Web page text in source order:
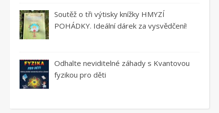
Soutěž o tři výtisky knížky HMYZÍ
POHÁDKY. Ideální dárek za vysvědčení!
Odhalte neviditelné záhady s Kvantovou
fyzikou pro děti